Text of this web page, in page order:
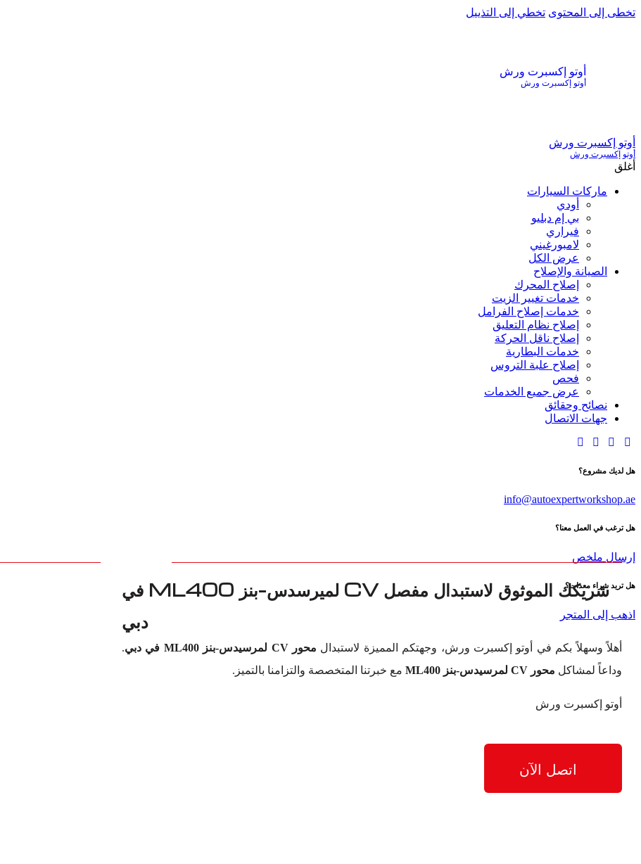
تخطى إلى المحتوى تخطي إلى التذييل
أوتو إكسبرت ورش
أوتو إكسبرت ورش
أوتو إكسبرت ورش
أوتو إكسبرت ورش
أغلق
ماركات السيارات
أودي
بي إم دبليو
فيراري
لامبورغيني
عرض الكل
الصيانة والإصلاح
إصلاح المحرك
خدمات تغيير الزيت
خدمات إصلاح الفرامل
إصلاح نظام التعليق
إصلاح ناقل الحركة
خدمات البطارية
إصلاح علبة التروس
فحص
عرض جميع الخدمات
نصائح وحقائق
جهات الاتصال
هل لديك مشروع؟
info@autoexpertworkshop.ae
هل ترغب في العمل معنا؟
إرسال ملخص
هل تريد شراء معدات؟
اذهب إلى المتجر
شريكك الموثوق لاستبدال مفصل CV لميرسدس-بنز ML400 في
دبي
أهلاً وسهلاً بكم في أوتو إكسبرت ورش، وجهتكم المميزة لاستبدال محور CV لمرسيدس-بنز ML400 في دبي
.
وداعاً لمشاكل محور CV لمرسيدس-بنز ML400 مع خبرتنا المتخصصة والتزامنا بالتميز.
أوتو إكسبرت ورش
اتصل الآن